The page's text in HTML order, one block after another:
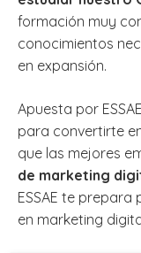
formación muy
conocimientos
en expansión.
Apuesta por
para convertirte
que las mejores
de marketing
ESSAE te
en marketing